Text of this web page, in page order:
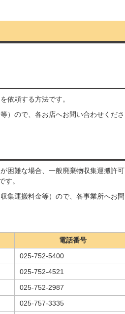
依頼する方法です。
）ので、各お店へお問い合わせくださ
困難な場合、一般廃棄物収集運搬許可
す。
集運搬料金等）ので、各事業所へお問
電話番号
025-752-5400
025-752-4521
025-752-2987
025-757-3335